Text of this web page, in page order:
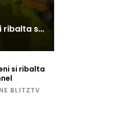
elettrica
per un
Carro cerimoniale si ribalta sulla folla
si ribalta
BLITZTV